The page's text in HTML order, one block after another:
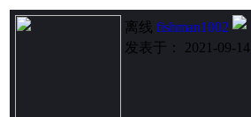
离线 fishman1002
发表于： 2021-09-14